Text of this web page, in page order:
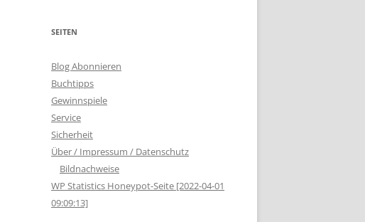
SEITEN
Blog Abonnieren
Buchtipps
Gewinnspiele
Service
Sicherheit
Über / Impressum / Datenschutz
Bildnachweise
WP Statistics Honeypot-Seite [2022-04-01
09:09:13]